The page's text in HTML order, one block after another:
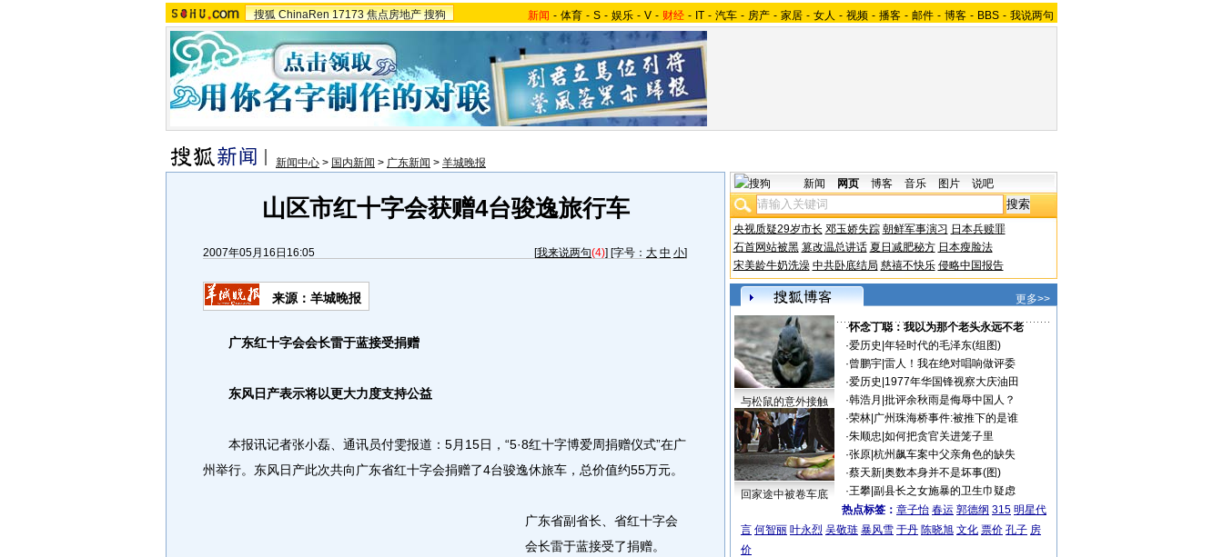
搜狐 ChinaRen 17173 焦点房地产 搜狗 新闻 - 体育 - S - 娱乐 - V - 财经 - IT - 汽车 - 房产 - 家居 - 女人 - 视频 - 播客 - 邮件 - 博客 - BBS - 我说两句
新闻中心 > 国内新闻 > 广东新闻 > 羊城晚报
山区市红十字会获赠4台骏逸旅行车
2007年05月16日16:05 [我来说两句(4)] [字号： 大 中 小]
来源：羊城晚报
广东红十字会会长雷于蓝接受捐赠
东风日产表示将以更大力度支持公益
本报讯记者张小磊、通讯员付雯报道：5月15日，“5·8红十字博爱周捐赠仪式”在广
州举行。东风日产此次共向广东省红十字会捐赠了4台骏逸休旅车，总价值约55万元。
广东省副省长、省红十字会
会长雷于蓝接受了捐赠。
新闻 网页 博客 音乐 图片 说吧
央视质疑29岁市长 邓玉娇失踪 朝鲜军事演习 日本兵赎罪
石首网站被黑 篡改温总讲话 夏日减肥秘方 日本瘦脸法
宋美龄牛奶洗澡 中共卧底结局 慈禧不快乐 侵略中国报告
更多>>
与松鼠的意外接触
回家途中被卷车底
·怀念丁聪：我以为那个老头永远不老
·爱历史 年轻时代的毛泽东(组图)
·曾鹏宇| 雷人！我在绝对唱响做评委
·爱历史 1977年华国锋视察大庆油田
·韩浩月 批评余秋雨是侮辱中国人？
·荣林| 广州珠海桥事件:被推下的是谁
·朱顺忠 如何把贪官关进笼子里
·张原| 杭州飙车案中父亲角色的缺失
·蔡天新| 奥数本身并不是坏事(图)
·王攀| 副县长之女施暴的卫生巾疑虑
热点标签： 章子怡 春运 郭德纲 315 明星代
言 何智丽 叶永烈 吴敬琏 暴风雪 于丹 陈晓旭 文化 票价 孔子 房
价